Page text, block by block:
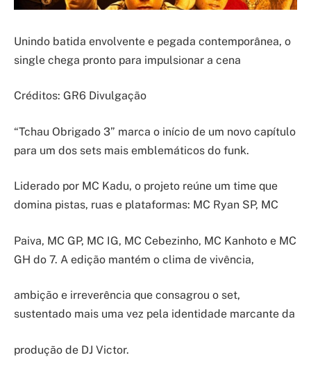
Unindo batida envolvente e pegada contemporânea, o
single chega pronto para impulsionar a cena
Créditos: GR6 Divulgação
“Tchau Obrigado 3” marca o início de um novo capítulo
para um dos sets mais emblemáticos do funk.
Liderado por MC Kadu, o projeto reúne um time que
domina pistas, ruas e plataformas: MC Ryan SP, MC
Paiva, MC GP, MC IG, MC Cebezinho, MC Kanhoto e MC
GH do 7. A edição mantém o clima de vivência,
ambição e irreverência que consagrou o set,
sustentado mais uma vez pela identidade marcante da
produção de DJ Victor.